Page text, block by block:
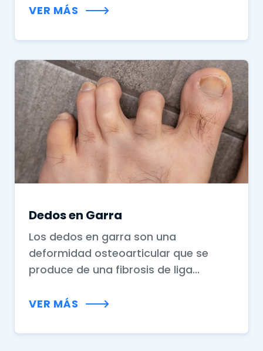
VER MÁS
Dedos en Garra
Los dedos en garra son una
deformidad osteoarticular que se
produce de una fibrosis de liga...
VER MÁS